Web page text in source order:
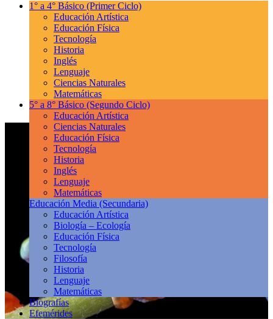
1° a 4° Básico (Primer Ciclo)
Educación Artística
Educación Física
Tecnología
Historia
Inglés
Lenguaje
Ciencias Naturales
Matemáticas
5° a 8° Básico (Segundo Ciclo)
Educación Artística
Ciencias Naturales
Educación Física
Tecnología
Historia
Inglés
Lenguaje
Matemáticas
Educación Media (Secundaria)
Educación Artística
Biología – Ecología
Educación Física
Tecnología
Filosofía
Historia
Lenguaje
Matemáticas
Biografías
Efemérides